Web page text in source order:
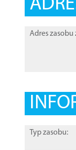
Adres
Typ zasobu: